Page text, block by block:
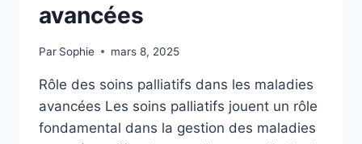
avancées
Par Sophie mars 8, 2025
Rôle des soins palliatifs dans les maladies
avancées Les soins palliatifs jouent un rôle
fondamental dans la gestion des maladies